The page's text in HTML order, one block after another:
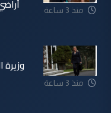
منذ 3 ساعة
منذ 3 ساعة